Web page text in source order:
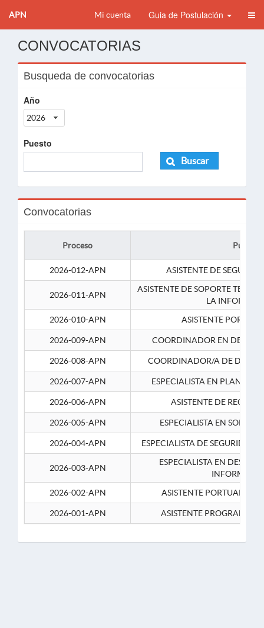
APN Mi cuenta Guia de Postulación
CONVOCATORIAS
Busqueda de convocatorias
Año
2026
Puesto
Buscar
Convocatorias
Proceso Puesto
2026-012-APN ASISTENTE DE
2026-011-APN
ASISTENTE DE SOPORTE
LA
2026-010-APN
ASISTENTE
2026-009-APN COORDINADOR EN
2026-008-APN COORDINADOR/A DE
2026-007-APN ESPECIALISTA EN
2026-006-APN ASISTENTE DE
2026-005-APN ESPECIALISTA EN
2026-004-APN ESPECIALISTA DE SEGURIDAD
2026-003-APN
ESPECIALISTA EN
2026-002-APN
ASISTENTE PORTUARIO 2-
2026-001-APN ASISTENTE